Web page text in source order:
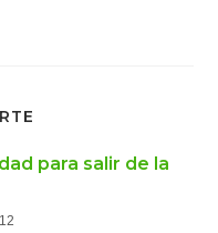
para salir de la